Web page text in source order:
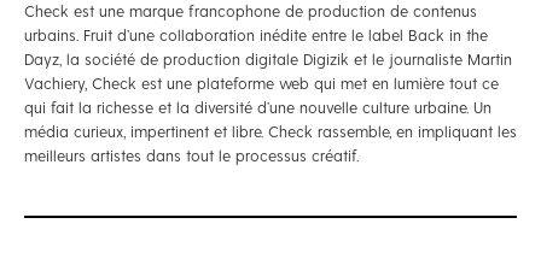
Check est une marque francophone de production de contenus
urbains. Fruit d’une collaboration inédite entre le label Back in the
Dayz, la société de production digitale Digizik et le journaliste Martin
Vachiery, Check est une plateforme web qui met en lumière tout ce
qui fait la richesse et la diversité d’une nouvelle culture urbaine. Un
média curieux, impertinent et libre. Check rassemble, en impliquant les
meilleurs artistes dans tout le processus créatif.